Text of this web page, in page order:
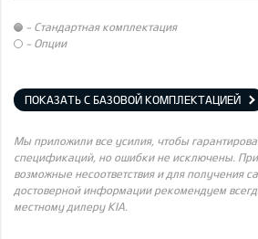
- Стандартная комплектация
- Опции
ПОКАЗАТЬ С БАЗОВОЙ КОМПЛЕКТАЦИЕЙ
Мы приложили все усилия, чтобы
спецификаций, но ошибки не исключены.
возможные несоответствия и для получения
достоверной информации рекомендуем
местному дилеру KIA.